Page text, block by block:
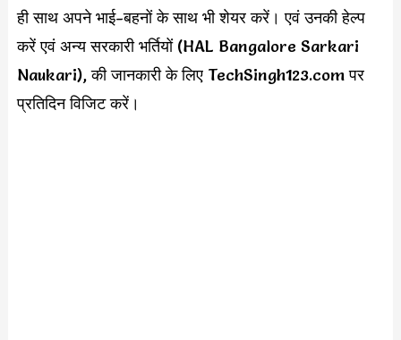
ही साथ अपने भाई-बहनों के साथ भी शेयर करें। एवं उनकी हेल्प
करें एवं अन्य सरकारी भर्तियों (HAL Bangalore Sarkari
Naukari), की जानकारी के लिए TechSingh123.com पर
प्रतिदिन विजिट करें।